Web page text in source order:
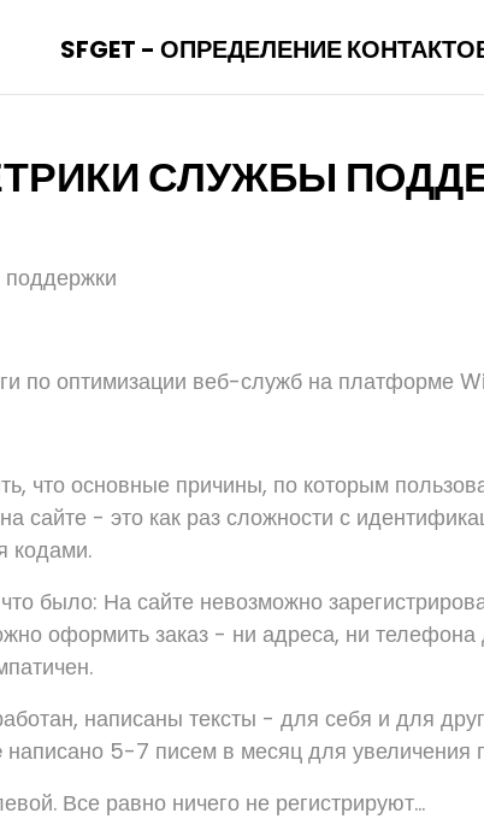
SFGET - ОПРЕДЕЛЕНИЕ
СЛУЖБЫ
по оптимизации веб-служб на платформе
что основные причины, по которым
сайте - это как раз сложности с
кодами.
что было: На сайте невозможно
оформить заказ - ни адреса, ни телефона
написаны тексты - для себя и для
5-7 писем в месяц для увеличения
Все равно ничего не регистрируют...